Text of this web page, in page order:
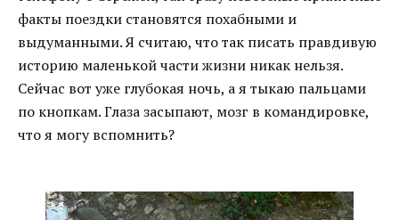
факты поездки становятся похабными и
выдуманными. Я считаю, что так писать правдивую
историю маленькой части жизни никак нельзя.
Сейчас вот уже глубокая ночь, а я тыкаю пальцами
по кнопкам. Глаза засыпают, мозг в командировке,
что я могу вспомнить?